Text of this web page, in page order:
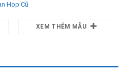
Họp Cũ
XEM THÊM MẪU